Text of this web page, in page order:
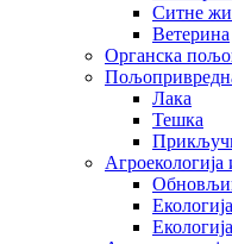
Ситне
Ветерина
Органска
Лака
Тешка